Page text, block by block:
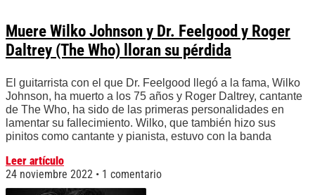
Muere Wilko Johnson y Dr. Feelgood y Roger
Daltrey (The Who) lloran su pérdida
El guitarrista con el que Dr. Feelgood llegó a la fama, Wilko
Johnson, ha muerto a los 75 años y Roger Daltrey, cantante
de The Who, ha sido de las primeras personalidades en
lamentar su fallecimiento. Wilko, que también hizo sus
pinitos como cantante y pianista, estuvo con la banda
Leer artículo
24 noviembre 2022
1 comentario